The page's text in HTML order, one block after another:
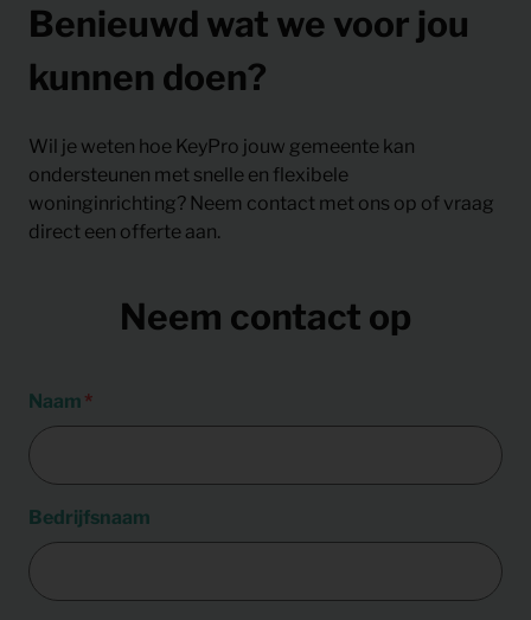
Benieuwd wat we voor jou
kunnen doen?
Wil je weten hoe KeyPro jouw gemeente kan
ondersteunen met snelle en flexibele
woninginrichting? Neem contact met ons op of vraag
direct een offerte aan.
Neem contact op
Naam
Bedrijfsnaam